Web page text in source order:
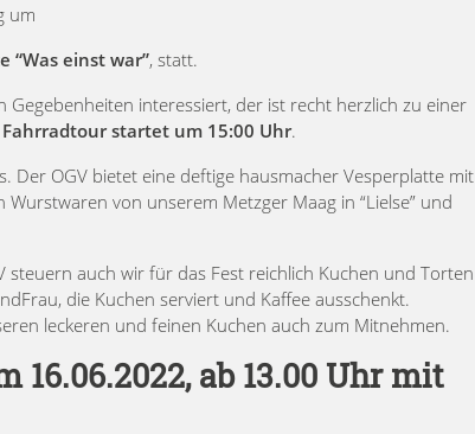
um
“Was einst war”, statt.
interessiert, der ist recht herzlich zu einer
Fahrradtour startet um 15:00 Uhr.
Der OGV bietet eine deftige hausmacher Vesperplatte mit
von unserem Metzger Maag in “Lielse” und
auch wir für das Fest reichlich Kuchen und Torten
die Kuchen serviert und Kaffee ausschenkt.
leckeren und feinen Kuchen auch zum Mitnehmen.
ab 13.00 Uhr mit